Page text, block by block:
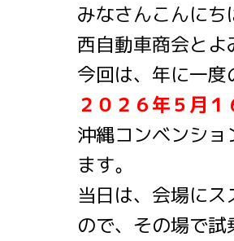
みなさんこんにち
西自動車商会とよ
今回は、年に一度
２０２６年５月１
沖縄コンベンショ
ます。
当日は、会場に
ので、その場で試